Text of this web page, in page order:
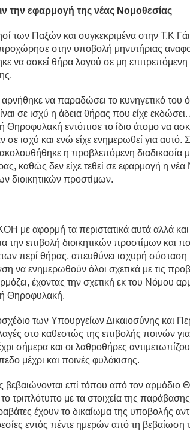
την εφαρμογή της νέας Νομοθεσίας
των Παξών και συγκεκριμένα στην Τ.Κ
στην υποβολή μηνυτήριας
να ασκεί θήρα λαγού σε μη
να παραδώσει το κυνηγετικό του
σε ισχύ η άδεια θήρας που είχε
εντόπισε το ίδιο άτομο να
σε ισχύ και ενώ είχε ενημερωθεί για αυτό.
η προβλεπόμενη διαδικασία
καθώς δεν είχε τεθεί σε εφαρμογή η
διοικητικών προστίμων.
με αφορμή τα περιστατικά αυτά αλλά
την επιβολή διοικητικών προστίμων και
περί θήρας, απευθύνει ισχυρή
να ενημερωθούν όλοι σχετικά με τις
έχοντας την σχετική εκ του Νόμου
Θηροφυλακή.
των Υπουργείων Δικαιοσύνης και
στο καθεστώς της επιβολής ποινών
σήμερα και οι λαθροθήρες
μέχρι και ποινές φυλάκισης.
βεβαιώνονται επί τόπου από τον αρμόδιο
τριπλότυπο με τα στοιχεία της
έχουν το δικαίωμα της υποβολής
εντός πέντε ημερών από τη βεβαίωση